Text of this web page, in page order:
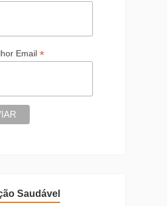
Email *
Saudável